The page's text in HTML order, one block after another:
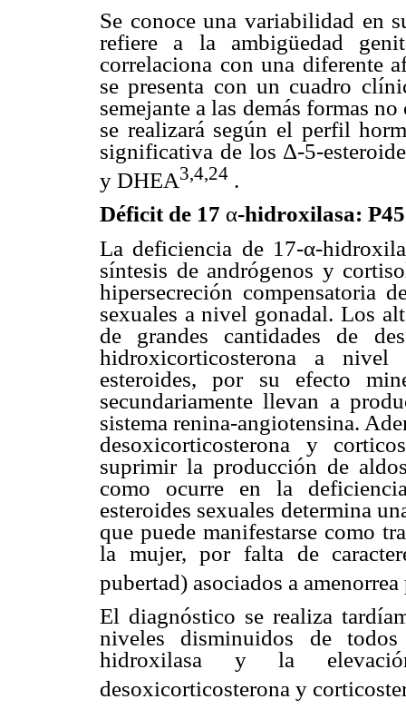
Se conoce una variabilidad en
refiere a la ambigüedad
correlaciona con una diferente
se presenta con un cuadro
semejante a las demás formas
se realizará según el perfil
significativa de los Δ-5-
y DHEA3,4,24 .
Déficit de 17 α-hidroxilasa:
La deficiencia de 17-α-
síntesis de andrógenos y
hipersecreción compensatoria
sexuales a nivel gonadal. Los
de grandes cantidades de
hidroxicorticosterona a nivel
esteroides, por su efecto
secundariamente llevan a
sistema renina-angiotensina.
desoxicorticosterona y
suprimir la producción de
como ocurre en la
esteroides sexuales determina
que puede manifestarse como
la mujer, por falta de
pubertad) asociados a
El diagnóstico se realiza
niveles disminuidos de
hidroxilasa y la
desoxicorticosterona y